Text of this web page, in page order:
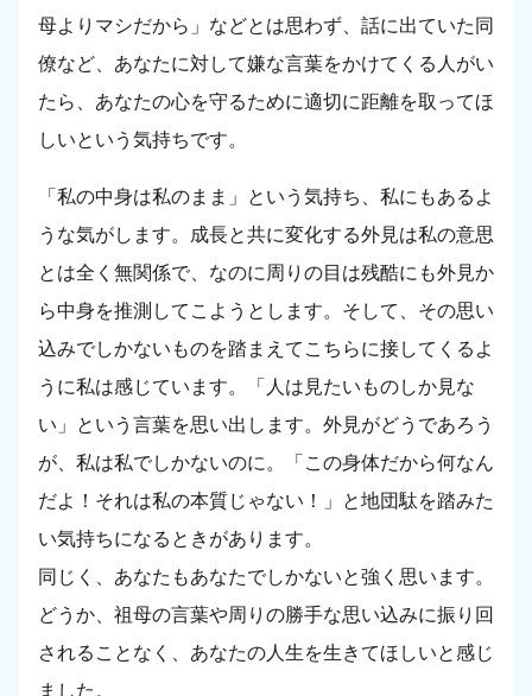
母よりマシだから」などとは思わず、話に出ていた同
僚など、あなたに対して嫌な言葉をかけてくる人がい
たら、あなたの心を守るために適切に距離を取ってほ
しいという気持ちです。
「私の中身は私のまま」という気持ち、私にもあるよ
うな気がします。成長と共に変化する外見は私の意思
とは全く無関係で、なのに周りの目は残酷にも外見か
ら中身を推測してこようとします。そして、その思い
込みでしかないものを踏まえてこちらに接してくるよ
うに私は感じています。「人は見たいものしか見な
い」という言葉を思い出します。外見がどうであろう
が、私は私でしかないのに。「この身体だから何なん
だよ！それは私の本質じゃない！」と地団駄を踏みた
い気持ちになるときがあります。
同じく、あなたもあなたでしかないと強く思います。
どうか、祖母の言葉や周りの勝手な思い込みに振り回
されることなく、あなたの人生を生きてほしいと感じ
ました。